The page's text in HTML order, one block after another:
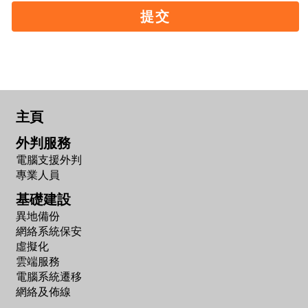
提交
主頁
外判服務
電腦支援外判
專業人員
基礎建設
異地備份
網絡系統保安
虛擬化
雲端服務
電腦系統遷移
網絡及佈線